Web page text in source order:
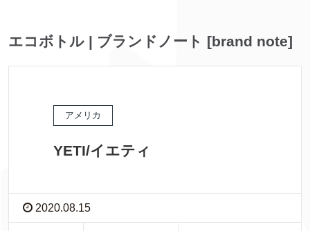
エコボトル | ブランドノート [brand note]
アメリカ
YETI/イエティ
2020.08.15